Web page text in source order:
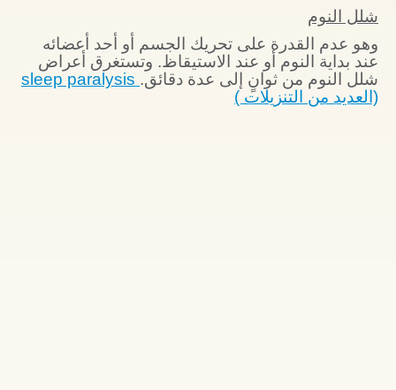
شلل النوم
وهو عدم القدرة على تحريك الجسم أو أحد أعضائه
عند بداية النوم أو عند الاستيقاظ. وتستغرق أعراض
شلل النوم من ثوانٍ إلى عدة دقائق. sleep paralysis
(العديد من التنزيلات )